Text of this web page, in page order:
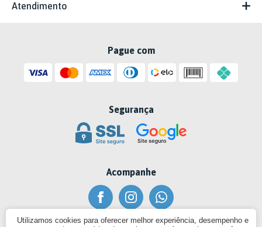
Atendimento
Pague com
Segurança
Acompanhe
Utilizamos cookies para oferecer melhor experiência, desempenho e